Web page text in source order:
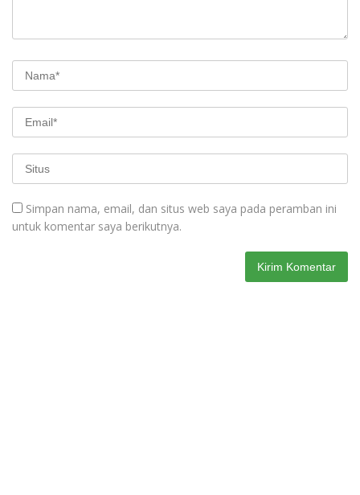
Simpan nama, email, dan situs web saya pada peramban ini
untuk komentar saya berikutnya.